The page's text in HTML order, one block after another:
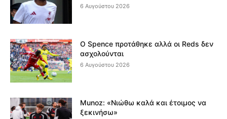
6 Αυγούστου 2026
Ο Spence προτάθηκε αλλά οι Reds δεν
ασχολούνται
6 Αυγούστου 2026
Munoz: «Νιώθω καλά και έτοιμος να
ξεκινήσω»